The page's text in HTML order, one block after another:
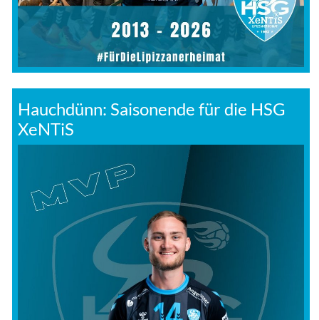
Hauchdünn: Saisonende für die HSG
XeNTiS